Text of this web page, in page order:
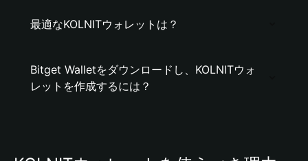
最適なKOLNITウォレットは？
Bitget Walletをダウンロードし、KOLNITウォ
レットを作成するには？